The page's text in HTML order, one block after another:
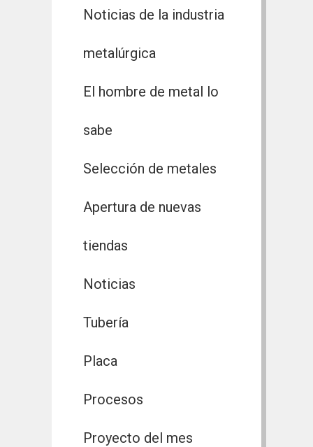
Noticias de la industria
metalúrgica
El hombre de metal lo
sabe
Selección de metales
Apertura de nuevas
tiendas
Noticias
Tubería
Placa
Procesos
Proyecto del mes